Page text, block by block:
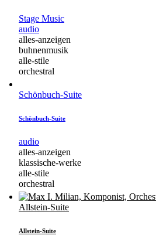
Stage Music
audio
alles-anzeigen
buhnenmusik
alle-stile
orchestral
Schönbuch-Suite
Schönbuch-Suite
audio
alles-anzeigen
klassische-werke
alle-stile
orchestral
Allstein-Suite
Allstein-Suite